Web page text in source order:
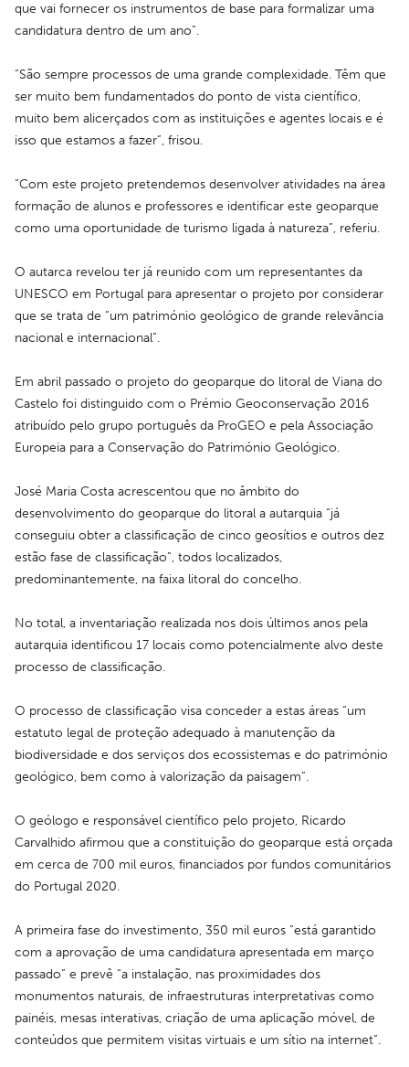
que vai fornecer os instrumentos de base para formalizar uma
candidatura dentro de um ano”.
“São sempre processos de uma grande complexidade. Têm que
ser muito bem fundamentados do ponto de vista científico,
muito bem alicerçados com as instituições e agentes locais e é
isso que estamos a fazer”, frisou.
“Com este projeto pretendemos desenvolver atividades na área
formação de alunos e professores e identificar este geoparque
como uma oportunidade de turismo ligada à natureza”, referiu.
O autarca revelou ter já reunido com um representantes da
UNESCO em Portugal para apresentar o projeto por considerar
que se trata de “um património geológico de grande relevância
nacional e internacional”.
Em abril passado o projeto do geoparque do litoral de Viana do
Castelo foi distinguido com o Prémio Geoconservação 2016
atribuído pelo grupo português da ProGEO e pela Associação
Europeia para a Conservação do Património Geológico.
José Maria Costa acrescentou que no âmbito do
desenvolvimento do geoparque do litoral a autarquia “já
conseguiu obter a classificação de cinco geosítios e outros dez
estão fase de classificação”, todos localizados,
predominantemente, na faixa litoral do concelho.
No total, a inventariação realizada nos dois últimos anos pela
autarquia identificou 17 locais como potencialmente alvo deste
processo de classificação.
O processo de classificação visa conceder a estas áreas “um
estatuto legal de proteção adequado à manutenção da
biodiversidade e dos serviços dos ecossistemas e do património
geológico, bem como à valorização da paisagem”.
O geólogo e responsável científico pelo projeto, Ricardo
Carvalhido afirmou que a constituição do geoparque está orçada
em cerca de 700 mil euros, financiados por fundos comunitários
do Portugal 2020.
A primeira fase do investimento, 350 mil euros “está garantido
com a aprovação de uma candidatura apresentada em março
passado” e prevê “a instalação, nas proximidades dos
monumentos naturais, de infraestruturas interpretativas como
painéis, mesas interativas, criação de uma aplicação móvel, de
conteúdos que permitem visitas virtuais e um sítio na internet”.